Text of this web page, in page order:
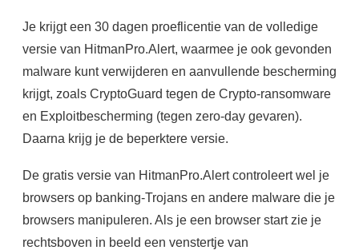
Je krijgt een 30 dagen proeflicentie van de volledige
versie van HitmanPro.Alert, waarmee je ook gevonden
malware kunt verwijderen en aanvullende bescherming
krijgt, zoals CryptoGuard tegen de Crypto-ransomware
en Exploitbescherming (tegen zero-day gevaren).
Daarna krijg je de beperktere versie.
De gratis versie van HitmanPro.Alert controleert wel je
browsers op banking-Trojans en andere malware die je
browsers manipuleren. Als je een browser start zie je
rechtsboven in beeld een venstertje van